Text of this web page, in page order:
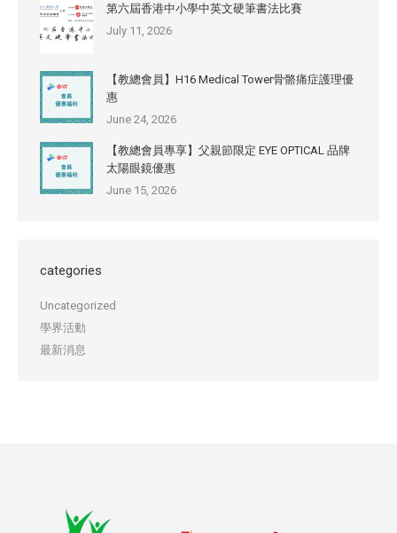
第六屆香港中小學中英文硬筆書法比賽
July 11, 2026
【教總會員】H16 Medical Tower骨骼痛症護理優
惠
June 24, 2026
【教總會員專享】父親節限定 EYE OPTICAL 品牌
太陽眼鏡優惠
June 15, 2026
categories
Uncategorized
學界活動
最新消息